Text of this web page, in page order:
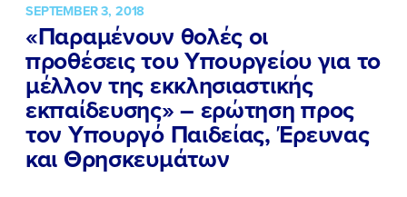
SEPTEMBER 3, 2018
«Παραμένουν θολές οι
προθέσεις του Υπουργείου για το
μέλλον της εκκλησιαστικής
εκπαίδευσης» – ερώτηση προς
τον Υπουργό Παιδείας, Έρευνας
και Θρησκευμάτων